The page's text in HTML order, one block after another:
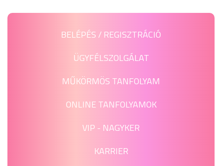
BELÉPÉS / REGISZTRÁCIÓ
ÜGYFÉLSZOLGÁLAT
MŰKÖRMÖS TANFOLYAM
ONLINE TANFOLYAMOK
VIP - NAGYKER
KARRIER